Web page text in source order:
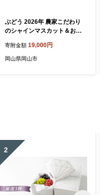
ぶどう 2026年 農家こだわり
のシャインマスカット＆お任
ブドウ 葡萄 岡山県産 国産 フ
ルーツ 果物 ギフト 【 Nini fa
寄附金額 19,000円
岡山県岡山市
2